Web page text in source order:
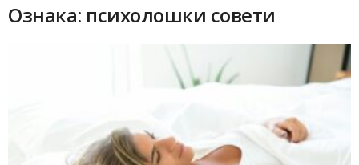
Ознака: психолошки совети